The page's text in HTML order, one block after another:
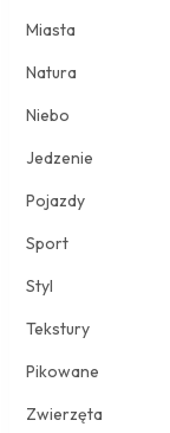
Miasta
Natura
Niebo
Jedzenie
Pojazdy
Sport
Styl
Tekstury
Pikowane
Zwierzęta